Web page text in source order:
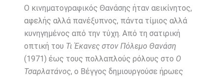
Ο κινηματογραφικός Θανάσης ήταν αεικίνητος,
αφελής αλλά πανέξυπνος, πάντα τίμιος αλλά
κυνηγημένος από την τύχη. Από τη σατιρική
οπτική του Τι Έκανες στον Πόλεμο Θανάση
(1971) έως τους πολλαπλούς ρόλους στο Ο
Τσαρλατάνος, ο Βέγγος δημιουργούσε ήρωες